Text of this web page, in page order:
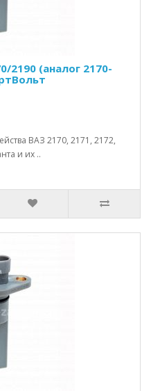
2190 (аналог 2170-
ВАЗ 2170, 2171, 2172,
и их ..